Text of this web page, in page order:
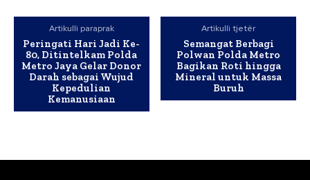
Artikulli paraprak
Peringati Hari Jadi Ke-
80, Ditintelkam Polda
Metro Jaya Gelar Donor
Darah sebagai Wujud
Kepedulian
Kemanusiaan
Artikulli tjetër
Semangat Berbagi
Polwan Polda Metro
Bagikan Roti hingga
Mineral untuk Massa
Buruh